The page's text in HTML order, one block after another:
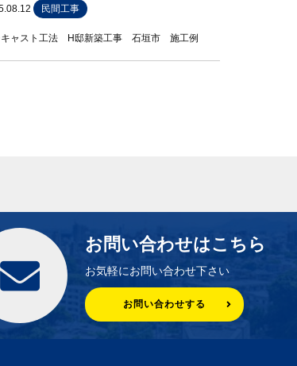
民間工事
キャスト工法 H邸新築工事 石垣市 施工例
お問い合わせはこちら
お気軽にお問い合わせ下さい
お問い合わせする